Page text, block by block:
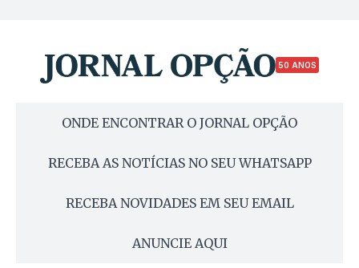
50 ANOS
ONDE ENCONTRAR O JORNAL OPÇÃO
RECEBA AS NOTÍCIAS NO SEU WHATSAPP
RECEBA NOVIDADES EM SEU EMAIL
ANUNCIE AQUI